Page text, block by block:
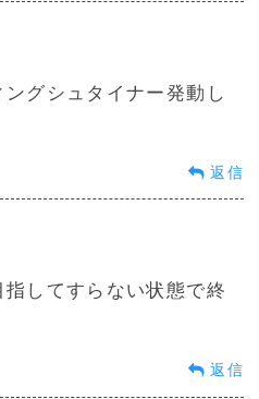
グシュタイナー発動し
返信
してすらない状態で終
返信